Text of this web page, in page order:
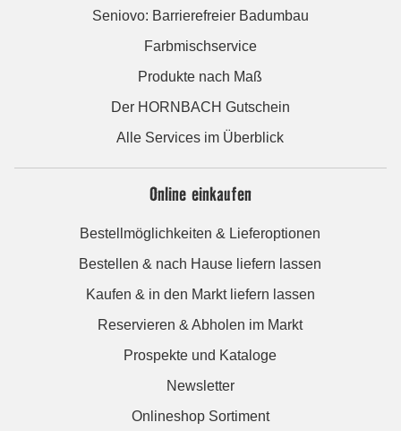
Seniovo: Barrierefreier Badumbau
Farbmischservice
Produkte nach Maß
Der HORNBACH Gutschein
Alle Services im Überblick
Online einkaufen
Bestellmöglichkeiten & Lieferoptionen
Bestellen & nach Hause liefern lassen
Kaufen & in den Markt liefern lassen
Reservieren & Abholen im Markt
Prospekte und Kataloge
Newsletter
Onlineshop Sortiment